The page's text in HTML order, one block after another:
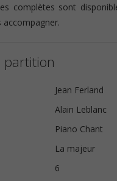
complètes sont
accompagner.
partition
Jean Ferland
Alain Leblanc
Piano Chant
La majeur
6